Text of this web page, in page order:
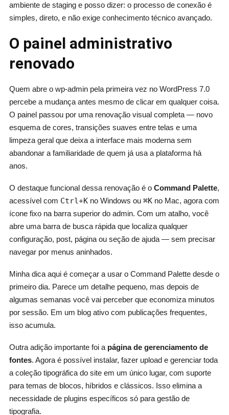
ambiente de staging e posso dizer: o processo de conexão é
simples, direto, e não exige conhecimento técnico avançado.
O painel administrativo
renovado
Quem abre o wp-admin pela primeira vez no WordPress 7.0
percebe a mudança antes mesmo de clicar em qualquer coisa.
O painel passou por uma renovação visual completa — novo
esquema de cores, transições suaves entre telas e uma
limpeza geral que deixa a interface mais moderna sem
abandonar a familiaridade de quem já usa a plataforma há
anos.
O destaque funcional dessa renovação é o Command Palette,
acessível com Ctrl+Kno Windows ou ⌘Kno Mac, agora com
ícone fixo na barra superior do admin. Com um atalho, você
abre uma barra de busca rápida que localiza qualquer
configuração, post, página ou seção de ajuda — sem precisar
navegar por menus aninhados.
Minha dica aqui é começar a usar o Command Palette desde o
primeiro dia. Parece um detalhe pequeno, mas depois de
algumas semanas você vai perceber que economiza minutos
por sessão. Em um blog ativo com publicações frequentes,
isso acumula.
Outra adição importante foi a página de gerenciamento de
fontes. Agora é possível instalar, fazer upload e gerenciar toda
a coleção tipográfica do site em um único lugar, com suporte
para temas de blocos, híbridos e clássicos. Isso elimina a
necessidade de plugins específicos só para gestão de
tipografia.